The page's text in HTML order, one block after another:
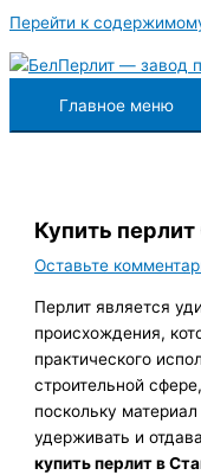
Перейти к
Главное меню
Купить
Оставьте
Перлит является
происхождения,
практического
строительной
поскольку
удерживать и
купить перлит в